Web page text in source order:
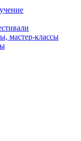
мастер-классы